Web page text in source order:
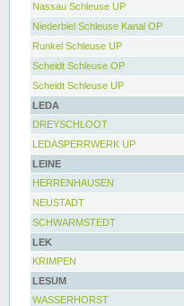
Nassau Schleuse UP
Niederbiel Schleuse Kanal OP
Runkel Schleuse UP
Scheidt Schleuse OP
Scheidt Schleuse UP
LEDA
DREYSCHLOOT
LEDASPERRWERK UP
LEINE
HERRENHAUSEN
NEUSTADT
SCHWARMSTEDT
LEK
KRIMPEN
LESUM
WASSERHORST